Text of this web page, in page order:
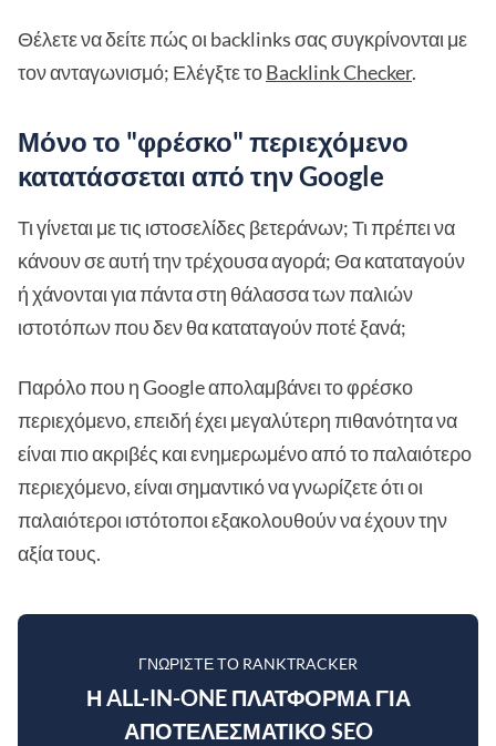
Θέλετε να δείτε πώς οι backlinks σας συγκρίνονται με
τον ανταγωνισμό; Ελέγξτε τοBacklink Checker.
Μόνο το "φρέσκο" περιεχόμενο
κατατάσσεται από την Google
Τι γίνεται με τις ιστοσελίδες βετεράνων; Τι πρέπει να
κάνουν σε αυτή την τρέχουσα αγορά; Θα καταταγούν
ή χάνονται για πάντα στη θάλασσα των παλιών
ιστοτόπων που δεν θα καταταγούν ποτέ ξανά;
Παρόλο που η Google απολαμβάνει το φρέσκο
περιεχόμενο, επειδή έχει μεγαλύτερη πιθανότητα να
είναι πιο ακριβές και ενημερωμένο από το παλαιότερο
περιεχόμενο, είναι σημαντικό να γνωρίζετε ότι οι
παλαιότεροι ιστότοποι εξακολουθούν να έχουν την
αξία τους.
ΓΝΩΡΊΣΤΕ ΤΟ RANKTRACKER
Η ALL-IN-ONE ΠΛΑΤΦΌΡΜΑ ΓΙΑ
ΑΠΟΤΕΛΕΣΜΑΤΙΚΌ SEO